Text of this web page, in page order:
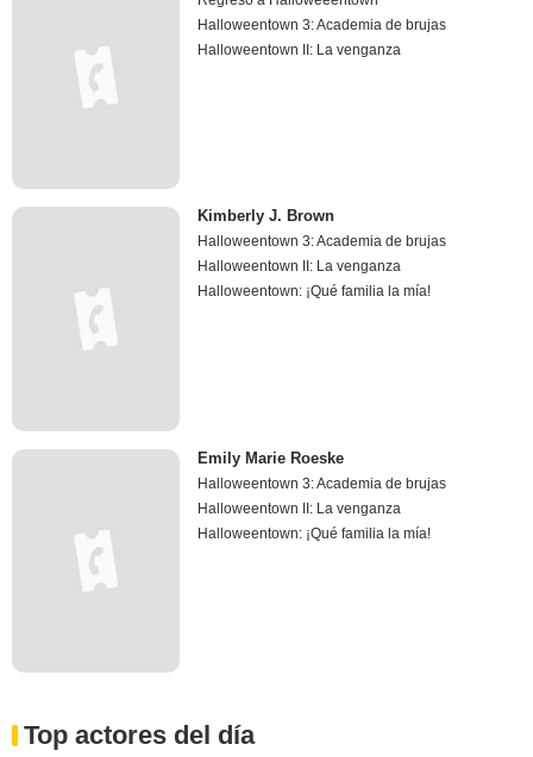
Halloweentown 3: Academia de brujas
Halloweentown II: La venganza
Kimberly J. Brown
Halloweentown 3: Academia de brujas
Halloweentown II: La venganza
Halloweentown: ¡Qué familia la mía!
Emily Marie Roeske
Halloweentown 3: Academia de brujas
Halloweentown II: La venganza
Halloweentown: ¡Qué familia la mía!
Top actores del día